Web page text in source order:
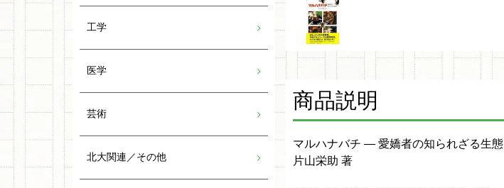
商品説明
マルハナバチ ― 愛嬌者の知られざる生態
片山栄助 著
工学
医学
芸術
北大関連／その他